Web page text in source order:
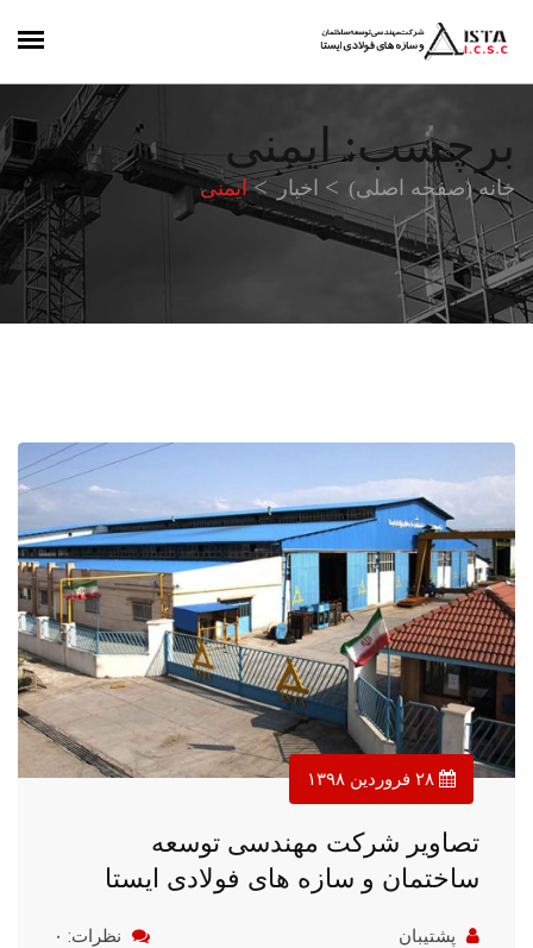
برچسب:ایمنی
خانه (صفحه اصلی) اخبار ایمنی
تصاویر شرکت مهندسی توسعه
ساختمان و سازه های فولادی ایستا
پشتیبان نظرات: ۰